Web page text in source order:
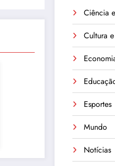
Ciência
Cultura
Esportes
Mundo
Notícias